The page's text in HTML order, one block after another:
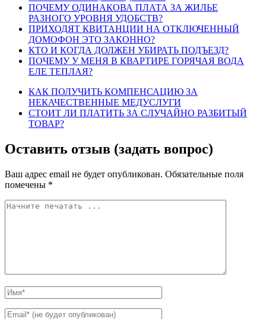
ПОЧЕМУ ОДИНАКОВА ПЛАТА ЗА ЖИЛЬЕ
РАЗНОГО УРОВНЯ УДОБСТВ?
ПРИХОДЯТ КВИТАНЦИИ НА ОТКЛЮЧЕННЫЙ
ДОМОФОН ЭТО ЗАКОННО?
КТО И КОГДА ДОЛЖЕН УБИРАТЬ ПОДЪЕЗД?
ПОЧЕМУ У МЕНЯ В КВАРТИРЕ ГОРЯЧАЯ ВОДА
ЕЛЕ ТЕПЛАЯ?
КАК ПОЛУЧИТЬ КОМПЕНСАЦИЮ ЗА
НЕКАЧЕСТВЕННЫЕ МЕДУСЛУГИ
СТОИТ ЛИ ПЛАТИТЬ ЗА СЛУЧАЙНО РАЗБИТЫЙ
ТОВАР?
Оставить отзыв (задать вопрос)
Ваш адрес email не будет опубликован. Обязательные поля
помечены *